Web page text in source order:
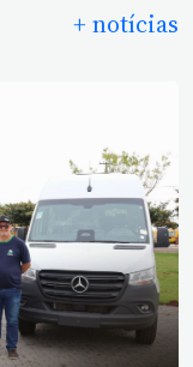
+ notícias